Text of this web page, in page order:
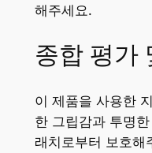
해주세요.
종합 평가
이 제품을 사용한
한 그립감과 투명
래치로부터 보호해